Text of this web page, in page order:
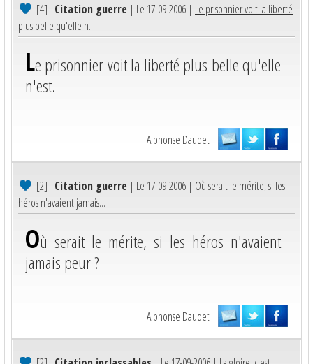
[4]| Citation guerre | Le 17-09-2006 | Le prisonnier voit la liberté
plus belle qu'elle n...
Le prisonnier voit la liberté plus belle qu'elle
n'est.
Alphonse Daudet
[2]| Citation guerre | Le 17-09-2006 | Où serait le mérite, si les
héros n'avaient jamais...
Où serait le mérite, si les héros n'avaient
jamais peur ?
Alphonse Daudet